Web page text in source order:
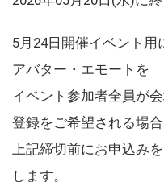
5月24日開催イベント用
アバター・エモートを
イベント参加者全員が
登録をご希望される場
上記締切前にお申込み
します。